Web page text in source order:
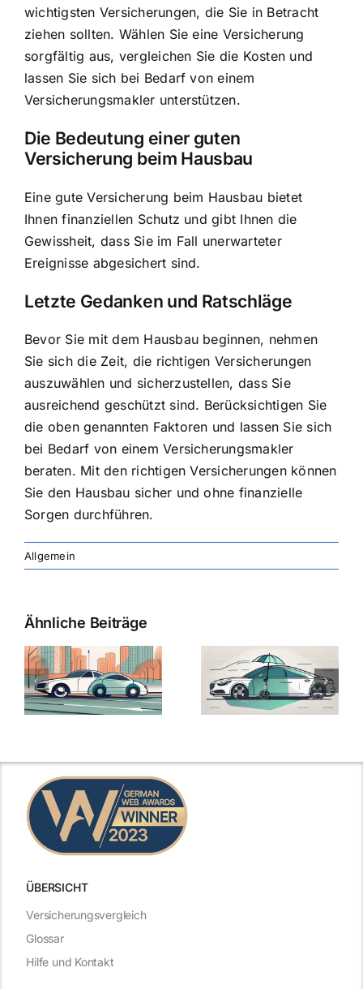
wichtigsten Versicherungen, die Sie in Betracht
ziehen sollten. Wählen Sie eine Versicherung
sorgfältig aus, vergleichen Sie die Kosten und
lassen Sie sich bei Bedarf von einem
Versicherungsmakler unterstützen.
Die Bedeutung einer guten
Versicherung beim Hausbau
Eine gute Versicherung beim Hausbau bietet
Ihnen finanziellen Schutz und gibt Ihnen die
Gewissheit, dass Sie im Fall unerwarteter
Ereignisse abgesichert sind.
Letzte Gedanken und Ratschläge
Bevor Sie mit dem Hausbau beginnen, nehmen
Sie sich die Zeit, die richtigen Versicherungen
auszuwählen und sicherzustellen, dass Sie
ausreichend geschützt sind. Berücksichtigen Sie
die oben genannten Faktoren und lassen Sie sich
bei Bedarf von einem Versicherungsmakler
beraten. Mit den richtigen Versicherungen können
Sie den Hausbau sicher und ohne finanzielle
Sorgen durchführen.
Allgemein
Ähnliche Beiträge
ÜBERSICHT
Versicherungsvergleich
Glossar
Hilfe und Kontakt